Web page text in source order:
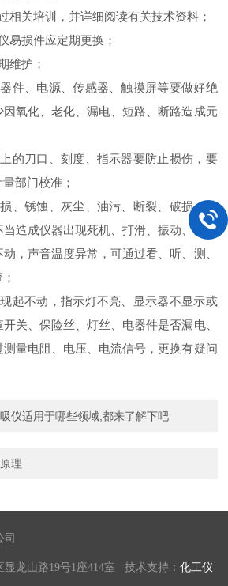
关培训，并详细阅读有关技术资料；
损件应定期更换；
护；
、电源、传感器、触摸屏等要做好绝
氧化、老化、漏电、短路、断路造成元
刀口、刻度、指示器要防止损伤，要
部门校准；
锈蚀、灰尘、油污、断裂、破损、落
造成仪器出现死机、打滑、振动、运转
，声音温度异常，可通过看、听、测、
不动，指示灯不亮、显示器不显示或
关、保险丝、灯丝、电器件是否漏电、
量电阻、电压、电流信号，更换有疑问
仪适用于哪些领域,都来了解下吧
理
显龙山路19号1座414室 技术支持：化工仪